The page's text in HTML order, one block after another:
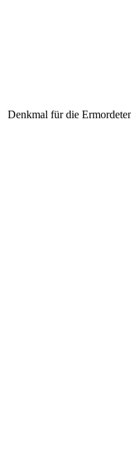
Denkmal für die